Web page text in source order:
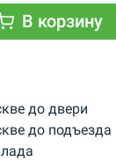
В корзину
до двери
до подъезда